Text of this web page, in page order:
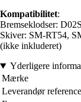
Kompatibilitet:
Bremseklodser:
Skiver: SM-RT54,
(ikke inkluderet)
Yderligere
Mærke
Leverandør reference